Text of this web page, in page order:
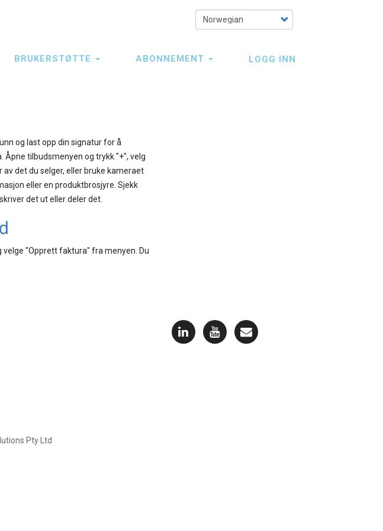
Select
your
BRUKERSTØTTE ABONNEMENT LOGG INN
og last opp din signatur for å
tilbudsmenyen og trykk "+", velg
av det du selger, eller bruke kameraet
eller en produktbrosjyre. Sjekk
det ut eller deler det.
"Opprett faktura" fra menyen. Du
Pty Ltd